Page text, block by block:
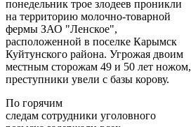
понедельник трое злодеев проникли
на территорию молочно-товарной
фермы ЗАО "Ленское",
расположенной в поселке Карымск
Куйтунского района. Угрожая двоим
местным сторожам 49 и 50 лет ножом,
преступники увели с базы корову.
По горячим
следам сотрудники уголовного